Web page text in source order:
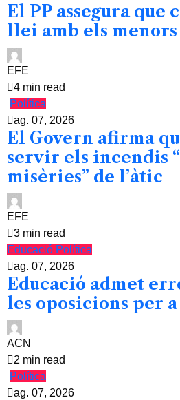
El PP assegura que
llei amb els
EFE
4 min read
Política
ag. 07, 2026
El Govern afirma
servir els incendis
misèries” de l’àtic
EFE
3 min read
Educació Política
ag. 07, 2026
Educació admet
les oposicions per a
ACN
2 min read
Política
ag. 07, 2026